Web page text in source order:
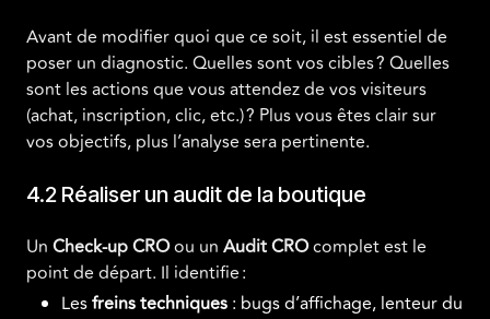
Avant de modifier quoi que ce soit, il est essentiel de
poser un diagnostic. Quelles sont vos cibles ? Quelles
sont les actions que vous attendez de vos visiteurs
(achat, inscription, clic, etc.) ? Plus vous êtes clair sur
vos objectifs, plus l’analyse sera pertinente.
4.2 Réaliser un audit de la boutique
Un Check-up CROou un Audit CROcomplet est le
point de départ. Il identifie :
Lesfreins techniques : bugs d’affichage, lenteur du